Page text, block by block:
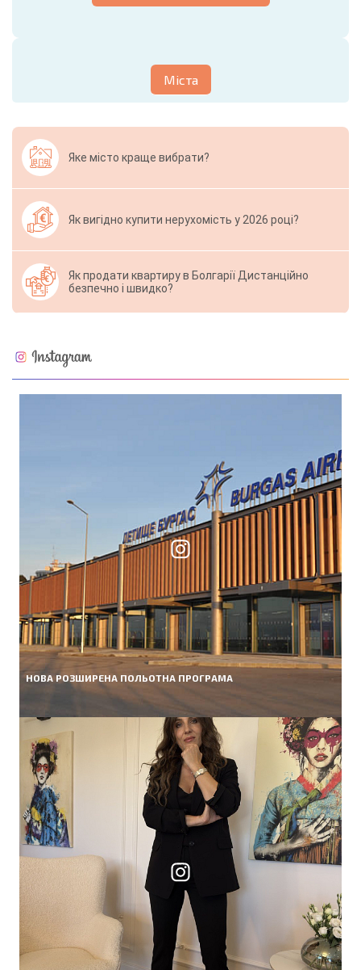
Міста
Яке місто краще вибрати?
Як вигідно купити нерухомість у 2026 році?
Як продати квартиру в Болгарії Дистанційно
безпечно і швидко?
НОВА РОЗШИРЕНА ПОЛЬОТНА ПРОГРАМА